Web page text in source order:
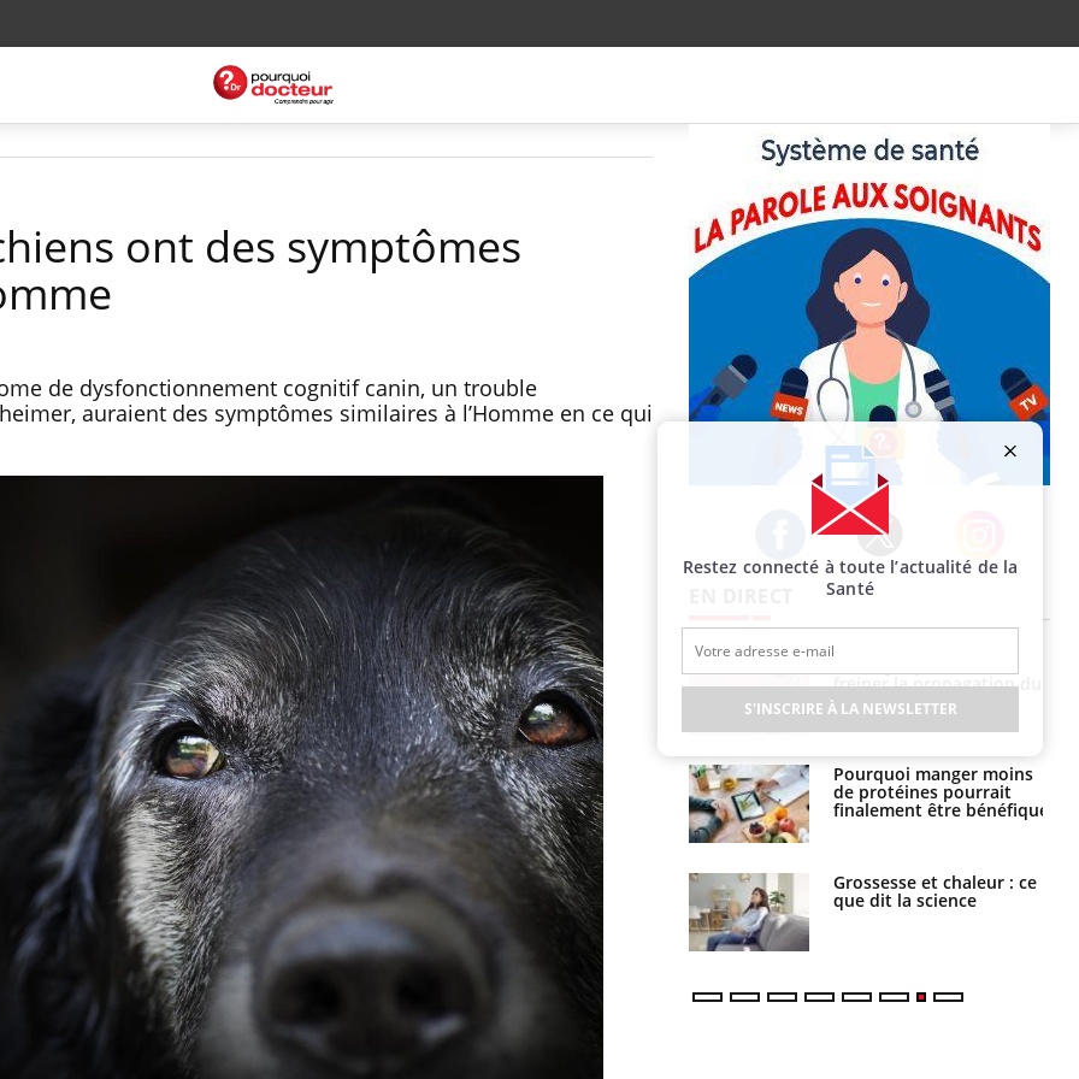
ont des symptômes
de dysfonctionnement cognitif canin, un trouble
auraient des symptômes similaires à l’Homme en ce qui
Facebook Twitter Instagram
Les médicaments GLP-1
protègent-ils aussi les os
Cytomégalovirus : ce qui
change dans la prise en
charge des femmes
enceintes
La sieste empêche-t-elle
de dormir la nuit ?
VIH : la fin du comprimé
tous les jours se profile-t-
elle enfin ?
Pourquoi votre ventre
gâche-t-il les premiers
jours de vos vacances ?
Fortes chaleurs :
pourquoi le risque de
noyade grimpe-t-il ?
freiner la propagation du
cancer ?
Pourquoi manger moins
de protéines pourrait
finalement être bénéfique
Grossesse et chaleur : ce
que dit la science
Restez connecté à toute l’actualité de la
Santé
S'INSCRIRE À LA NEWSLETTER